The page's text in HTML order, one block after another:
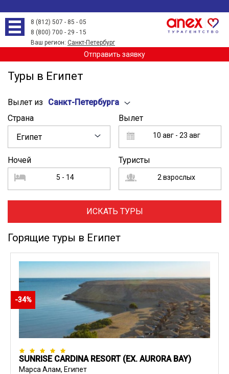
8 (812) 507 - 85 - 05
8 (800) 700 - 29 - 15
Ваш регион: Санкт-Петербург
Отправить заявку
Туры в Египет
Вылет из
Санкт-Петербурга
Страна
Египет
Вылет
10 авг - 23 авг
Ночей
5 - 14
Туристы
2 взрослых
Горящие туры в Египет
-34%
SUNRISE CARDINA RESORT (EX. AURORA BAY)
Марса Алам, Египет